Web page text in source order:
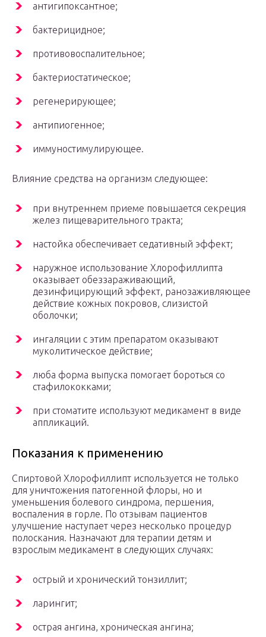
антигипоксантное;
бактерицидное;
противовоспалительное;
бактериостатическое;
регенерирующее;
антипиогенное;
иммуностимулирующее.
Влияние средства на организм следующее:
при внутреннем приеме повышается секреция
желез пищеварительного тракта;
настойка обеспечивает седативный эффект;
наружное использование Хлорофиллипта
оказывает обеззараживающий,
дезинфицирующий эффект, ранозаживляющее
действие кожных покровов, слизистой
оболочки;
ингаляции с этим препаратом оказывают
муколитическое действие;
люба форма выпуска помогает бороться со
стафилококками;
при стоматите используют медикамент в виде
аппликаций.
Показания к применению
Спиртовой Хлорофиллипт используется не только
для уничтожения патогенной флоры, но и
уменьшения болевого синдрома, першения,
воспаления в горле. По отзывам пациентов
улучшение наступает через несколько процедур
полоскания. Назначают для терапии детям и
взрослым медикамент в следующих случаях:
острый и хронический тонзиллит;
ларингит;
острая ангина, хроническая ангина;